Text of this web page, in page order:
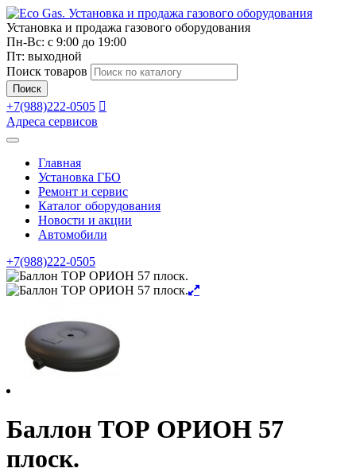
Установка и продажа газового оборудования
Пн-Вс: с 9:00 до 19:00
Пт: выходной
Поиск товаров
Поиск
+7(988)222-0505
Адреса сервисов
Главная
Установка ГБО
Ремонт и сервис
Каталог оборудования
Новости и акции
Автомобили
+7(988)222-0505
Баллон ТОР ОРИОН 57
плоск.